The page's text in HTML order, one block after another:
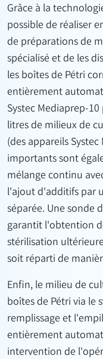
Grâce à la
possible de réaliser
de préparations de
spécialisé et de les
les boîtes de Pétri
entièrement
Systec Mediaprep-
litres de milieux de
(des appareils
importants sont
mélange continu
l'ajout d'additifs par
séparée. Une sonde
garantit l'obtention
stérilisation
soit réparti de
Enfin, le milieu de
boîtes de Pétri via le
remplissage et
entièrement
intervention de